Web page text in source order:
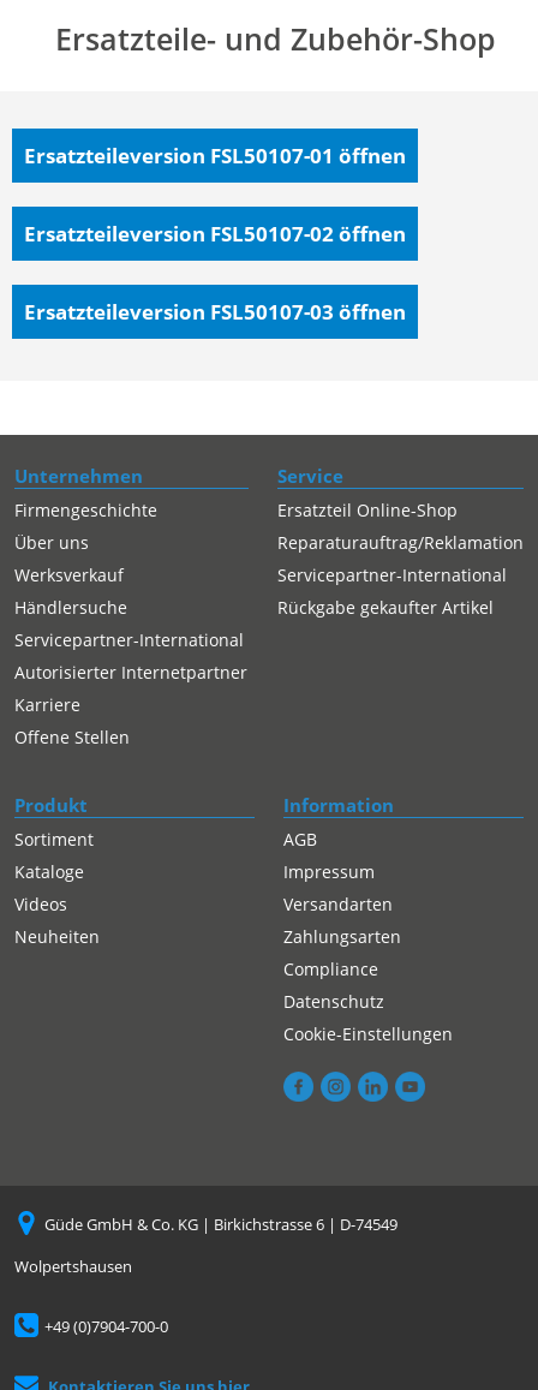
Ersatzteile- und Zubehör-Shop
Ersatzteileversion FSL50107-01 öffnen
Ersatzteileversion FSL50107-02öffnen
Ersatzteileversion FSL50107-03 öffnen
Unternehmen
Firmengeschichte
Über uns
Werksverkauf
Händlersuche
Servicepartner-International
Autorisierter Internetpartner
Karriere
Offene Stellen
Service
Ersatzteil Online-Shop
Reparaturauftrag/Reklamation
Servicepartner-International
Rückgabe gekaufter Artikel
Produkt
Sortiment
Kataloge
Videos
Neuheiten
Information
AGB
Impressum
Versandarten
Zahlungsarten
Compliance
Datenschutz
Cookie-Einstellungen
Güde GmbH & Co. KG | Birkichstrasse 6 | D-74549
Wolpertshausen
+49 (0)7904-700-0